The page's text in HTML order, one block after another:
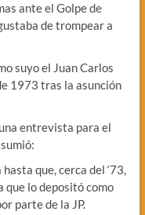
ante el Golpe de
de trompear a
suyo el Juan Carlos
1973 tras la asunción
entrevista para el
que, cerca del ‘73,
que lo depositó como
parte de la JP.